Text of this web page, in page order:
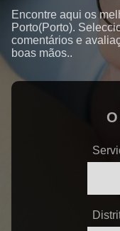
Encontre aqui os
Porto(Porto).
comentários e
boas mãos..